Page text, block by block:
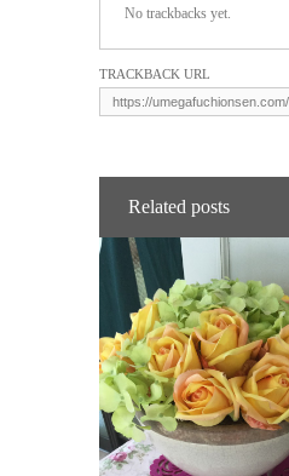
No trackbacks yet.
TRACKBACK URL
Related posts